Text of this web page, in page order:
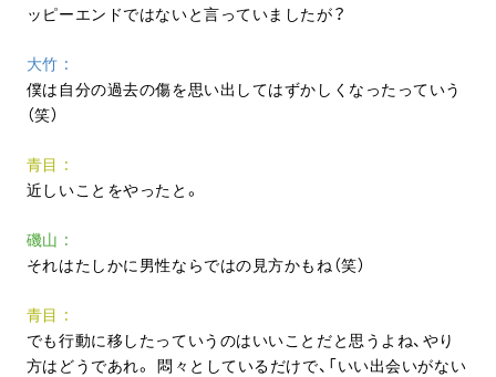
ッピーエンドではないと言っていましたが？
大竹
僕は自分の過去の傷を思い出してはずかしくなったっていう
（笑）
青目
近しいことをやったと。
磯山
それはたしかに男性ならではの見方かもね（笑）
青目
でも行動に移したっていうのはいいことだと思うよね、やり
方はどうであれ。 悶々としているだけで、「いい出会いがない